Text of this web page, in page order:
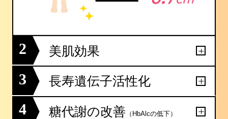
2 美肌効果
3 長寿遺伝子活性化
4 糖代謝の改善 （HbAlcの低下）